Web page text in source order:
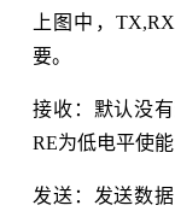
上图中，
要。
接收：默认没
RE为低电平使
发送：发送数